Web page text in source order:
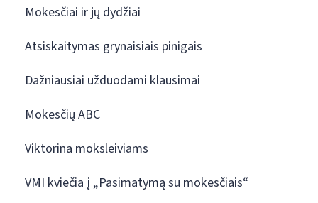
Mokesčiai ir jų dydžiai
Atsiskaitymas grynaisiais pinigais
Dažniausiai užduodami klausimai
Mokesčių ABC
Viktorina moksleiviams
VMI kviečia į „Pasimatymą su mokesčiais“